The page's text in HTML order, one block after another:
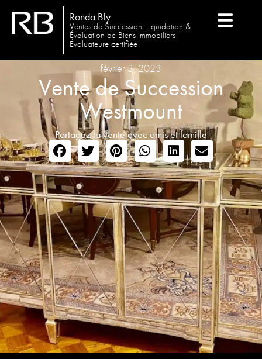
Ronda Bly
Ventes de Succession, Liquidation &
Évaluation de Biens immobiliers
Évaluateure certifiée
février 3, 2023
Vente de Succession
Westmount
Partagez la vente avec amis et famille